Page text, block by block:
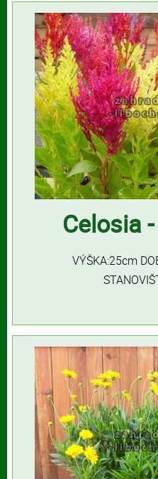
Celosia
VÝŠKA:25cm